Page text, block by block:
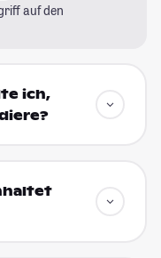
auf den
ich,